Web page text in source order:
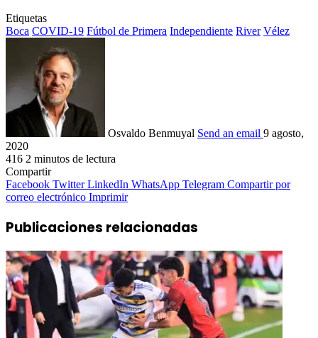
Etiquetas
Boca COVID-19 Fútbol de Primera Independiente River Vélez
Osvaldo Benmuyal Send an email 9 agosto,
2020
416 2 minutos de lectura
Compartir
Facebook Twitter LinkedIn WhatsApp Telegram Compartir por
correo electrónico Imprimir
Publicaciones relacionadas